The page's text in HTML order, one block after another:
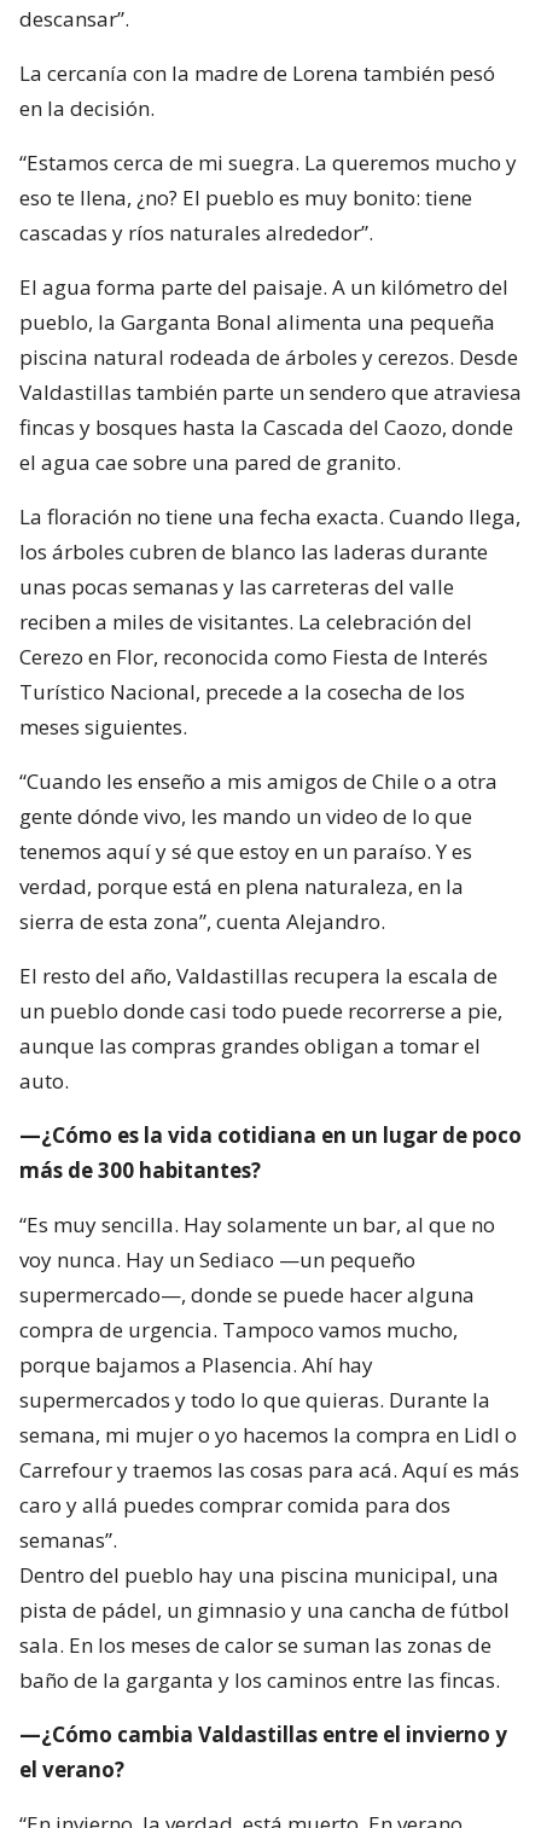
descansar”.
La cercanía con la madre de Lorena también pesó
en la decisión.
“Estamos cerca de mi suegra. La queremos mucho y
eso te llena, ¿no? El pueblo es muy bonito: tiene
cascadas y ríos naturales alrededor”.
El agua forma parte del paisaje. A un kilómetro del
pueblo, la Garganta Bonal alimenta una pequeña
piscina natural rodeada de árboles y cerezos. Desde
Valdastillas también parte un sendero que atraviesa
fincas y bosques hasta la Cascada del Caozo, donde
el agua cae sobre una pared de granito.
La floración no tiene una fecha exacta. Cuando llega,
los árboles cubren de blanco las laderas durante
unas pocas semanas y las carreteras del valle
reciben a miles de visitantes. La celebración del
Cerezo en Flor, reconocida como Fiesta de Interés
Turístico Nacional, precede a la cosecha de los
meses siguientes.
“Cuando les enseño a mis amigos de Chile o a otra
gente dónde vivo, les mando un video de lo que
tenemos aquí y sé que estoy en un paraíso. Y es
verdad, porque está en plena naturaleza, en la
sierra de esta zona”, cuenta Alejandro.
El resto del año, Valdastillas recupera la escala de
un pueblo donde casi todo puede recorrerse a pie,
aunque las compras grandes obligan a tomar el
auto.
—¿Cómo es la vida cotidiana en un lugar de poco
más de 300 habitantes?
“Es muy sencilla. Hay solamente un bar, al que no
voy nunca. Hay un Sediaco —un pequeño
supermercado—, donde se puede hacer alguna
compra de urgencia. Tampoco vamos mucho,
porque bajamos a Plasencia. Ahí hay
supermercados y todo lo que quieras. Durante la
semana, mi mujer o yo hacemos la compra en Lidl o
Carrefour y traemos las cosas para acá. Aquí es más
caro y allá puedes comprar comida para dos
semanas”.
Dentro del pueblo hay una piscina municipal, una
pista de pádel, un gimnasio y una cancha de fútbol
sala. En los meses de calor se suman las zonas de
baño de la garganta y los caminos entre las fincas.
—¿Cómo cambia Valdastillas entre el invierno y
el verano?